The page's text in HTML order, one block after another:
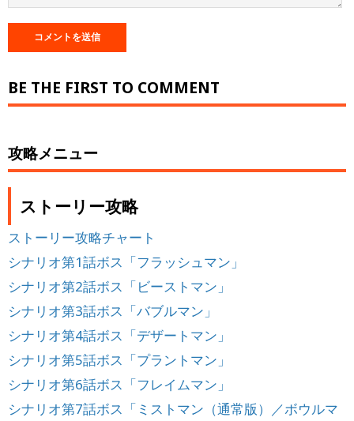
BE THE FIRST TO COMMENT
攻略メニュー
ストーリー攻略
ストーリー攻略チャート
シナリオ第1話ボス「フラッシュマン」
シナリオ第2話ボス「ビーストマン」
シナリオ第3話ボス「バブルマン」
シナリオ第4話ボス「デザートマン」
シナリオ第5話ボス「プラントマン」
シナリオ第6話ボス「フレイムマン」
シナリオ第7話ボス「ミストマン（通常版）／ボウルマ